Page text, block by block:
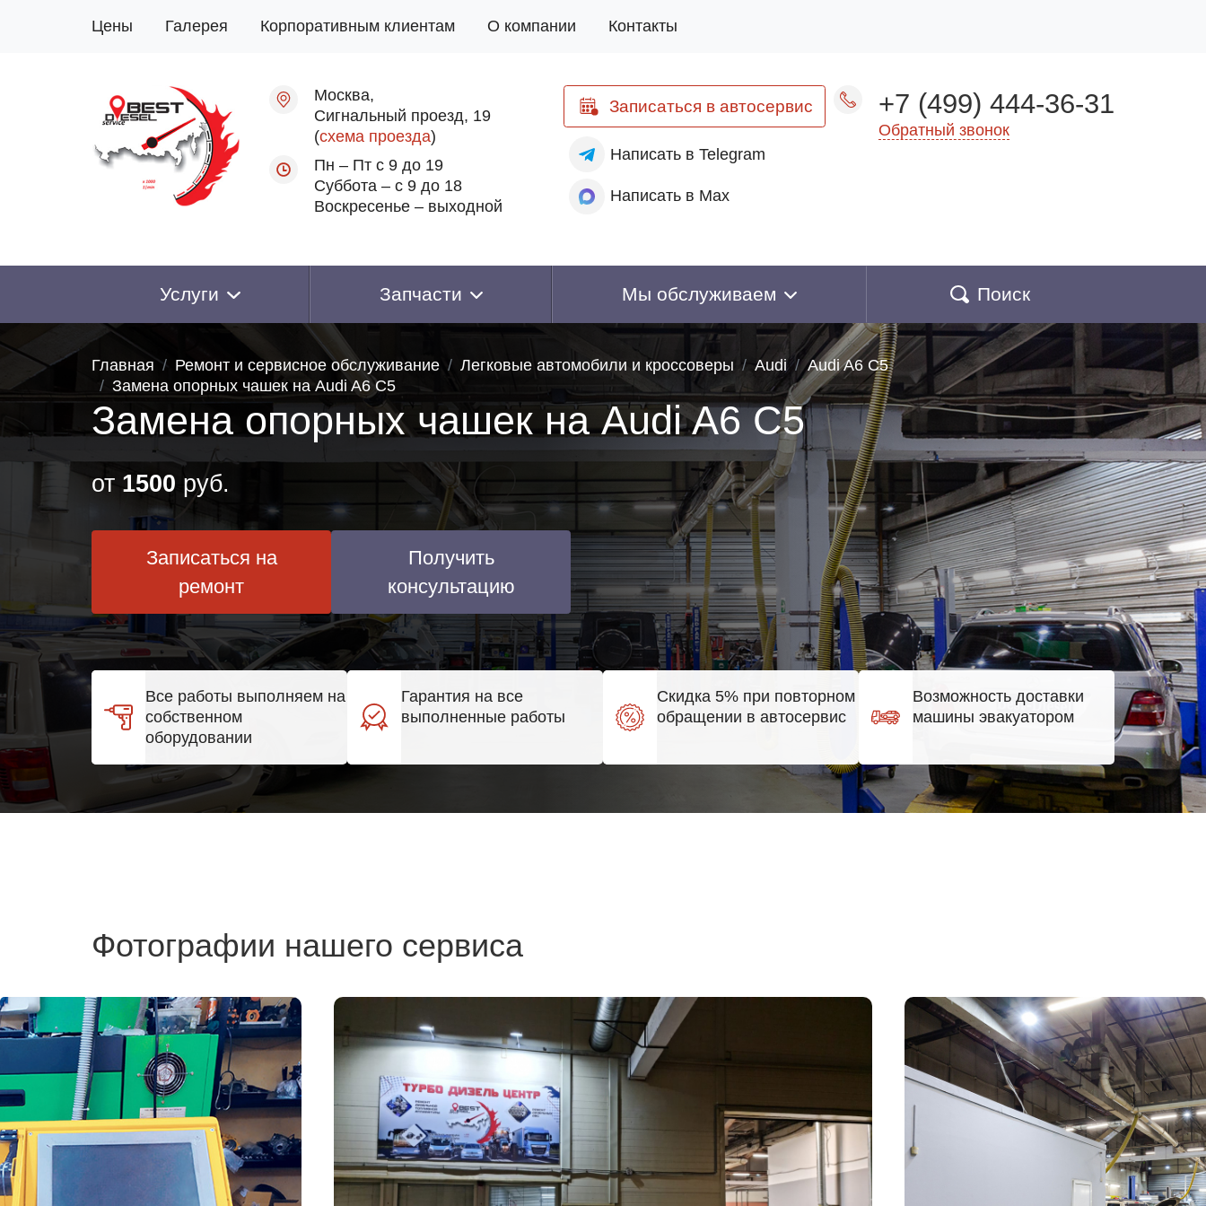
Цены Галерея Корпоративным клиентам О компании Контакты
Москва,
Сигнальный проезд, 19
(схема проезда)
Пн – Пт с 9 до 19
Суббота – с 9 до 18
Воскресенье – выходной
Записаться в автосервис
Написатьв Telegram
Написатьв Max
+7 (499) 444-36-31
Обратный звонок
Услуги Запчасти Мы обслуживаем Поиск
Главная Ремонт и сервисное обслуживание Легковые автомобили и кроссоверы Audi
Audi A6 C5
Замена опорных чашек на Audi A6 C5
Замена опорных чашек на Audi A6 C5
от 1500 руб.
Записаться на
ремонт
Получить
консультацию
Все работы выполняем на
собственном
оборудовании
Гарантия на все
выполненные работы
Скидка 5% при повторном
обращении в автосервис
Возможность доставки
машины эвакуатором
Фотографии нашего сервиса